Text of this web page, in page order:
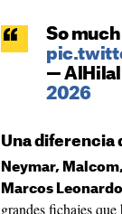
So
— AlHilal
2026
Una diferencia
Neymar,
Marcos
grandes fichajes